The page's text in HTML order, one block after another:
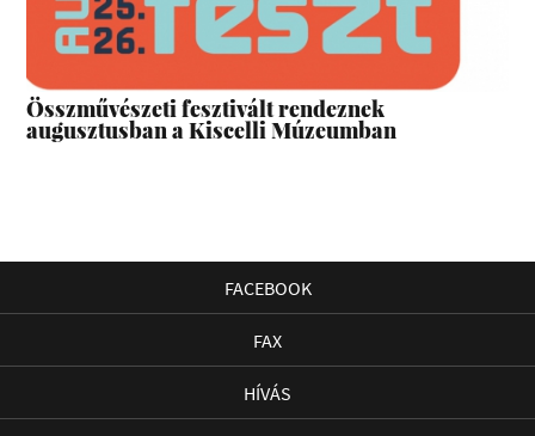
Összművészeti fesztivált rendeznek
augusztusban a Kiscelli Múzeumban
FACEBOOK
FAX
HÍVÁS